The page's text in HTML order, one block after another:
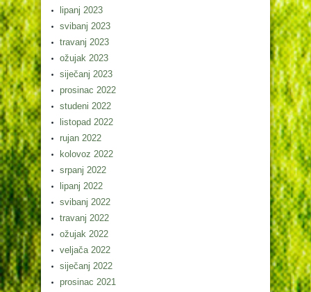
lipanj 2023
svibanj 2023
travanj 2023
ožujak 2023
siječanj 2023
prosinac 2022
studeni 2022
listopad 2022
rujan 2022
kolovoz 2022
srpanj 2022
lipanj 2022
svibanj 2022
travanj 2022
ožujak 2022
veljača 2022
siječanj 2022
prosinac 2021